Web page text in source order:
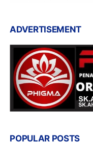
ADVERTISEMENT
POPULAR POSTS